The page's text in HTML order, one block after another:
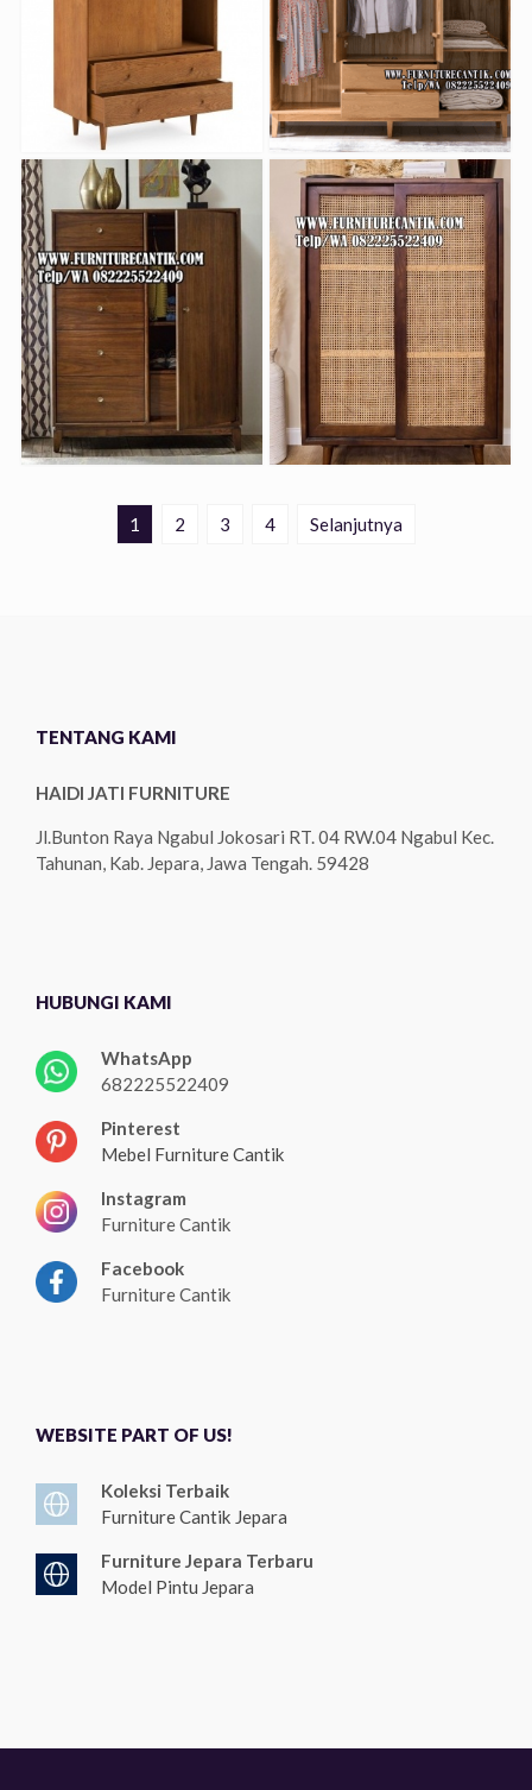
1 2 3 4 Selanjutnya
TENTANG KAMI
HAIDI JATI FURNITURE
Jl.Bunton Raya Ngabul Jokosari RT. 04 RW.04 Ngabul Kec.
Tahunan, Kab. Jepara, Jawa Tengah. 59428
HUBUNGI KAMI
WhatsApp
682225522409
Pinterest
Mebel Furniture Cantik
Instagram
Furniture Cantik
Facebook
Furniture Cantik
WEBSITE PART OF US!
Koleksi Terbaik
Furniture Cantik Jepara
Furniture Jepara Terbaru
Model Pintu Jepara